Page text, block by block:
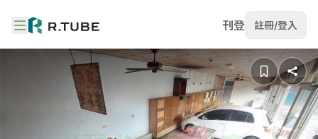
刊登 註冊/登入